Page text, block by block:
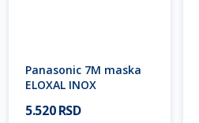
Panasonic 7M maska
ELOXAL INOX
Thea ULTIMA Modular
5.520 RSD